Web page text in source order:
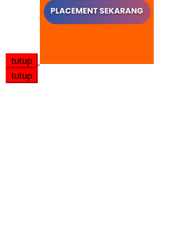
tutup
tutup